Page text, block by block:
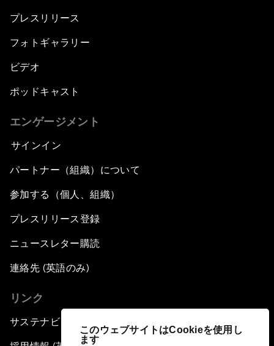
このウェブサイトはCookieを使用し
ます
プレスリリース
フォトギャラリー
ビデオ
ポッドキャスト
エンゲージメント
サインイン
パートナー（組織）について
参加する（個人、組織）
プレスリリース登録
ニュースレター購読
連絡先 (英語のみ)
リンク
サステナビリティへの取り組み